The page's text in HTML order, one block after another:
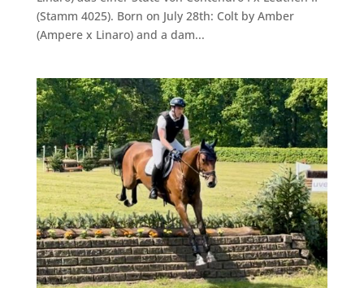
(Stamm 4025). Born on July 28th: Colt by Amber
(Ampere x Linaro) and a dam...